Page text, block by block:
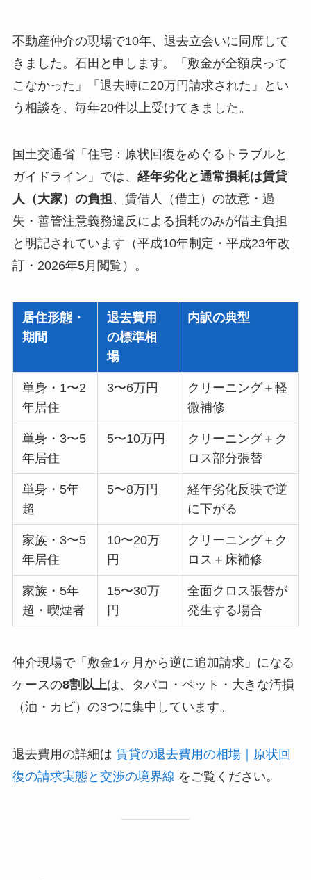
不動産仲介の現場で10年、退去立会いに同席して
きました。石田と申します。「敷金が全額戻って
こなかった」「退去時に20万円請求された」とい
う相談を、毎年20件以上受けてきました。
国土交通省「住宅：原状回復をめぐるトラブルと
ガイドライン」では、 経年劣化と通常損耗は賃貸
人（大家）の負担、賃借人（借主）の故意・過
失・善管注意義務違反による損耗のみが借主負担
と明記されています（平成10年制定・平成23年改
訂・2026年5月閲覧）。
居住形態・
期間
退去費用
の標準相
場
内訳の典型
単身・1〜2
年居住
3〜6万円
クリーニング＋軽
微補修
単身・3〜5
年居住
5〜10万円
クリーニング＋ク
ロス部分張替
単身・5年
超
5〜8万円
経年劣化反映で逆
に下がる
家族・3〜5
年居住
10〜20万
円
クリーニング＋ク
ロス＋床補修
家族・5年
超・喫煙者
15〜30万
円
全面クロス張替が
発生する場合
仲介現場で「敷金1ヶ月から逆に追加請求」になる
ケースの8割以上は、タバコ・ペット・大きな汚損
（油・カビ）の3つに集中しています。
退去費用の詳細は 賃貸の退去費用の相場｜原状回
復の請求実態と交渉の境界線 をご覧ください。